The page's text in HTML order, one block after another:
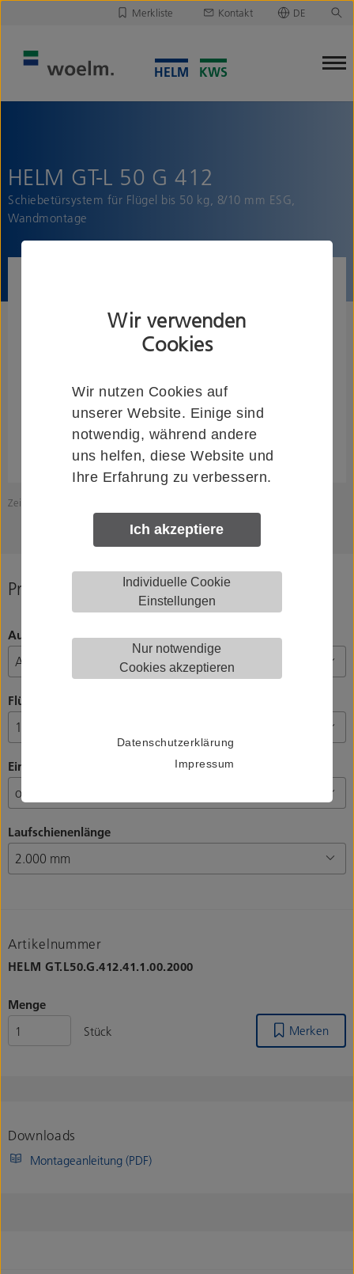
Wir verwenden
Cookies
Wir nutzen Cookies auf
unserer Website. Einige sind
notwendig, während andere
uns helfen, diese Website und
Ihre Erfahrung zu verbessern.
Ich akzeptiere
Individuelle Cookie
Einstellungen
Nur notwendige
Cookies akzeptieren
Datenschutzerklärung
Impressum
Merkliste Kontakt DE
HELM GT-L 50 G 412
Schiebetürsystem für Flügel bis 50 kg, 8/10 mm ESG,
Wandmontage
Zeichnung zeigt HELM GT.L50.G.412..
Produkt konfigurieren
Ausführung
Flügelanzahl
Einzugsdämpfung
Laufschienenlänge
Artikelnummer
HELMGT.L50.G.412.41.1.00.2000
Menge
Stück
Merken
Downloads
Montageanleitung (PDF)